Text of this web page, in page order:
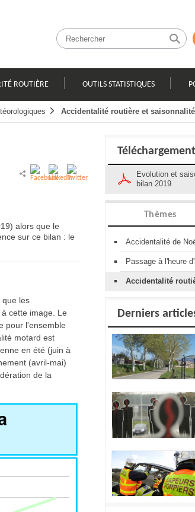
ROUTIÈRE OUTILS STATISTIQUES
Accidentalité routière et saisonnalité
alors que le
sur ce bilan : le
que les
cette image. Le
pour l'ensemble
motard est
en été (juin à
(avril-mai)
de la
Évolution et
bilan 2019
Thèmes
Accidentalité de
Passage à l'heure
Accidentalité
Derniers